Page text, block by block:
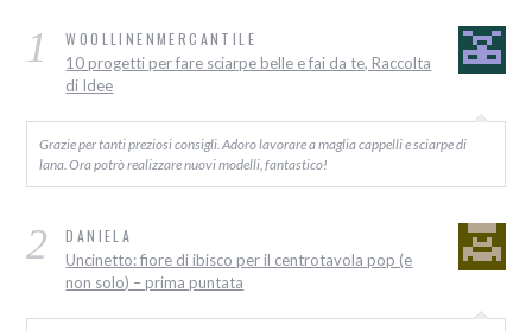
1 WOOLLINENMERCANTILE
10 progetti per fare sciarpe belle e fai da te, Raccolta
di Idee
Grazie per tanti preziosi consigli. Adoro lavorare a maglia cappelli e sciarpe di
lana. Ora potrò realizzare nuovi modelli, fantastico!
2 DANIELA
Uncinetto: fiore di ibisco per il centrotavola pop (e
non solo) – prima puntata